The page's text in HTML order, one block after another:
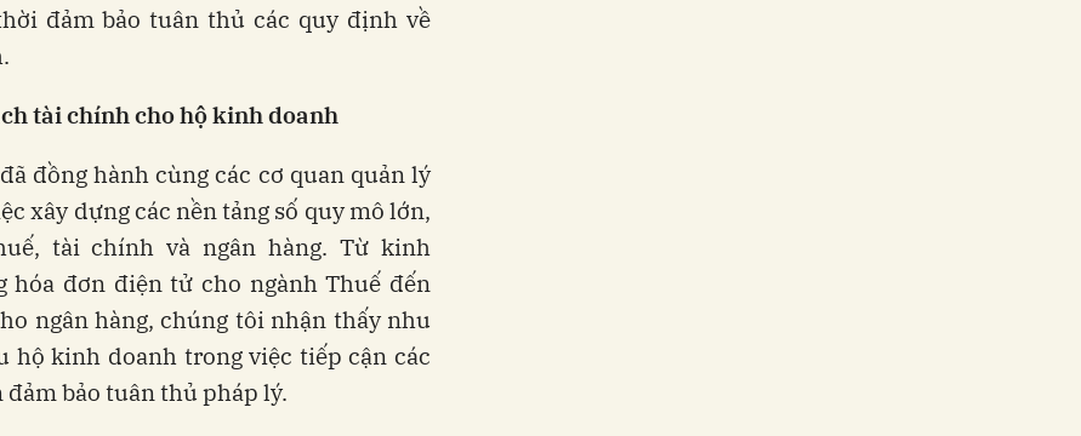
đảm bảo tuân thủ các quy định về
tài chính cho hộ kinh doanh
đồng hành cùng các cơ quan quản lý
xây dựng các nền tảng số quy mô lớn,
tài chính và ngân hàng. Từ kinh
hóa đơn điện tử cho ngành Thuế đến
ngân hàng, chúng tôi nhận thấy nhu
hộ kinh doanh trong việc tiếp cận các
bảo tuân thủ pháp lý.